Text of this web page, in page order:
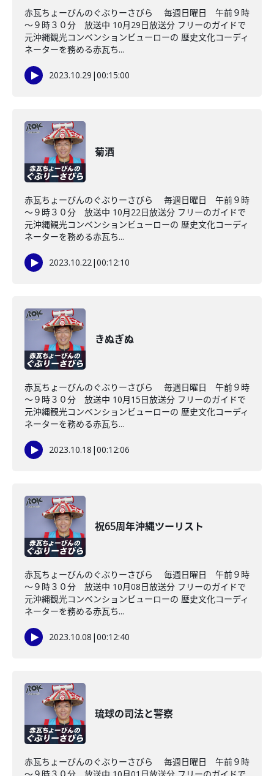
赤瓦ちょーびんのぐぶりーさびら 毎週日曜日 午前９時
～９時３０分 放送中 10月29日放送分 フリーのガイドで
元沖縄観光コンベンションビューローの 歴史文化コーディ
ネーターを務める赤瓦ち...
2023.10.29 |00:15:00
菊酒
赤瓦ちょーびんのぐぶりーさびら 毎週日曜日 午前９時
～９時３０分 放送中 10月22日放送分 フリーのガイドで
元沖縄観光コンベンションビューローの 歴史文化コーディ
ネーターを務める赤瓦ち...
2023.10.22|00:12:10
きぬぎぬ
赤瓦ちょーびんのぐぶりーさびら 毎週日曜日 午前９時
～９時３０分 放送中 10月15日放送分 フリーのガイドで
元沖縄観光コンベンションビューローの 歴史文化コーディ
ネーターを務める赤瓦ち...
2023.10.18 |00:12:06
祝65周年沖縄ツーリスト
赤瓦ちょーびんのぐぶりーさびら 毎週日曜日 午前９時
～９時３０分 放送中 10月08日放送分 フリーのガイドで
元沖縄観光コンベンションビューローの 歴史文化コーディ
ネーターを務める赤瓦ち...
2023.10.08 |00:12:40
琉球の司法と警察
赤瓦ちょーびんのぐぶりーさびら 毎週日曜日 午前９時